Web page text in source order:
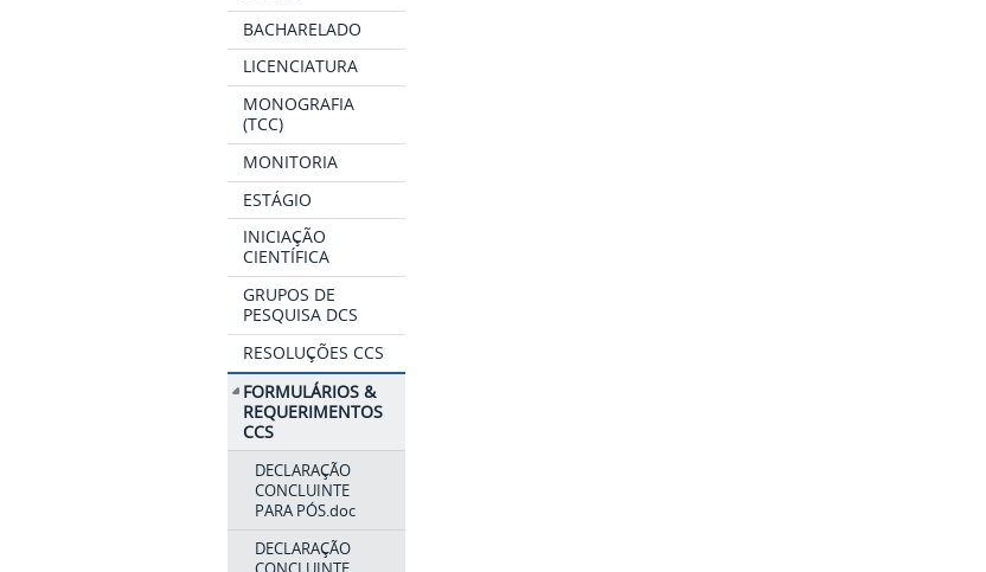
BACHARELADO
LICENCIATURA
MONOGRAFIA
(TCC)
MONITORIA
ESTÁGIO
INICIAÇÃO
CIENTÍFICA
GRUPOS DE
PESQUISA DCS
RESOLUÇÕES CCS
FORMULÁRIOS &
REQUERIMENTOS
CCS
DECLARAÇÃO
CONCLUINTE
PARA PÓS.doc
DECLARAÇÃO